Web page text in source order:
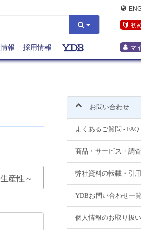
初
マ
報 採用情報
産性～
お問い合わせ
よくあるご質問 - FAQ
商品・サービス・調
弊社資料の転載・引用
YDBお問い合わせ一覧
個人情報のお取り扱い